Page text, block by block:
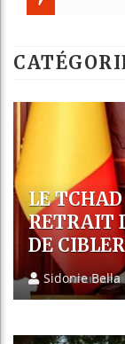
ENVOYÉE
CHANGE
LA CRISE
Youssef El